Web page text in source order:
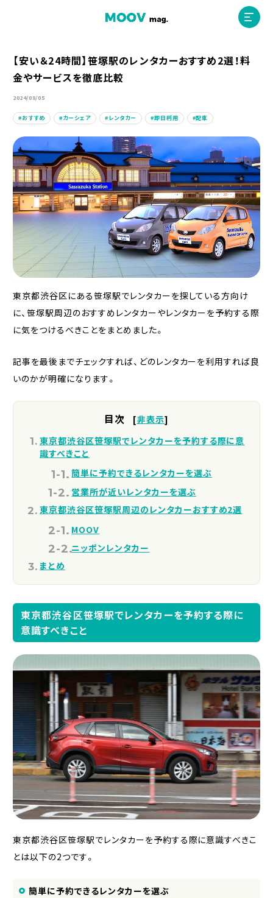
ホーム
MOOVマガジン利用規約
お問合せ
人材募集（ライター、配車スタッフ、デザイナー）
【安い＆24時間】笹塚駅のレンタカーおすすめ2選！料
金やサービスを徹底比較
2024/08/05
おすすめ カーシェア レンタカー 即日利用 配車
東京都渋谷区にある笹塚駅でレンタカーを探している方向け
に、笹塚駅周辺のおすすめレンタカーやレンタカーを予約する際
に気をつけるべきことをまとめました。
記事を最後までチェックすれば、どのレンタカーを利用すれば良
いのかが明確になります。
目次 [非表示]
東京都渋谷区笹塚駅でレンタカーを予約する際に意
識すべきこと
簡単に予約できるレンタカーを選ぶ
営業所が近いレンタカーを選ぶ
東京都渋谷区笹塚駅周辺のレンタカーおすすめ2選
MOOV
ニッポンレンタカー
まとめ
東京都渋谷区笹塚駅でレンタカーを予約する際に
意識すべきこと
東京都渋谷区笹塚駅でレンタカーを予約する際に意識すべきこ
とは以下の2つです。
簡単に予約できるレンタカーを選ぶ